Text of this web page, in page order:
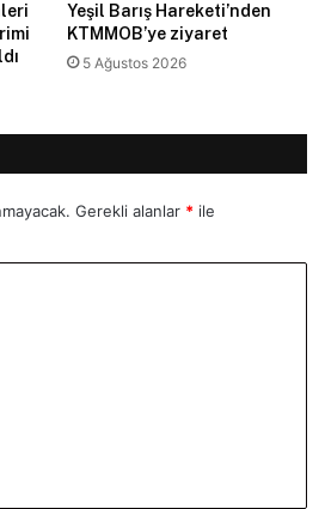
Yeşil Barış Hareketi’nden
KTMMOB’ye ziyaret
5 Ağustos 2026
Gerekli alanlar * ile